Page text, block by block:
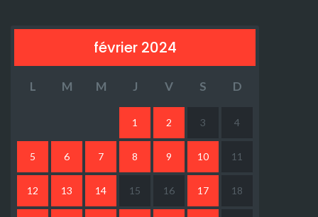
février 2024
L M M J V S D
1 2 3 4
5 6 7 8 9 10 11
12 13 14 15 16 17 18